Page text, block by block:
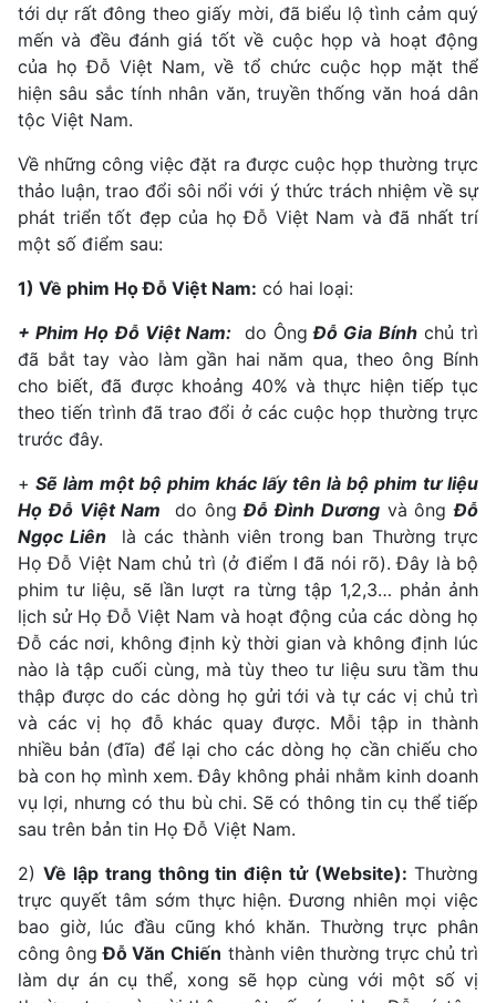
tới dự rất đông theo giấy mời, đã biểu lộ tình cảm quý
mến và đều đánh giá tốt về cuộc họp và hoạt động
của họ Đỗ Việt Nam, về tổ chức cuộc họp mặt thể
hiện sâu sắc tính nhân văn, truyền thống văn hoá dân
tộc Việt Nam.
Về những công việc đặt ra được cuộc họp thường trực
thảo luận, trao đổi sôi nổi với ý thức trách nhiệm về sự
phát triển tốt đẹp của họ Đỗ Việt Nam và đã nhất trí
một số điểm sau:
1) Về phim Họ Đỗ Việt Nam: có hai loại:
+ Phim Họ Đỗ Việt Nam: do Ông Đỗ Gia Bínhchủ trì
đã bắt tay vào làm gần hai năm qua, theo ông Bính
cho biết, đã được khoảng 40% và thực hiện tiếp tục
theo tiến trình đã trao đổi ở các cuộc họp thường trực
trước đây.
+ Sẽ làm một bộ phim khác lấy tên là bộ phim tư liệu
Họ Đỗ Việt Nam
do ôngĐỗ Đình Dươngvà ôngĐỗ
Ngọc Liên
là các thành viên trong ban Thường trực
Họ Đỗ Việt Nam chủ trì (ở điểm I đã nói rõ). Đây là bộ
phim tư liệu, sẽ lần lượt ra từng tập 1,2,3… phản ảnh
lịch sử Họ Đỗ Việt Nam và hoạt động của các dòng họ
Đỗ các nơi, không định kỳ thời gian và không định lúc
nào là tập cuối cùng, mà tùy theo tư liệu sưu tầm thu
thập được do các dòng họ gửi tới và tự các vị chủ trì
và các vị họ đỗ khác quay được. Mỗi tập in thành
nhiều bản (đĩa) để lại cho các dòng họ cần chiếu cho
bà con họ mình xem. Đây không phải nhằm kinh doanh
vụ lợi, nhưng có thu bù chi. Sẽ có thông tin cụ thể tiếp
sau trên bản tin Họ Đỗ Việt Nam.
2) Về lập trang thông tin điện tử (Website):Thường
trực quyết tâm sớm thực hiện. Đương nhiên mọi việc
bao giờ, lúc đầu cũng khó khăn. Thường trực phân
công ôngĐỗ Văn Chiến thành viên thường trực chủ trì
làm dự án cụ thể, xong sẽ họp cùng với một số vị